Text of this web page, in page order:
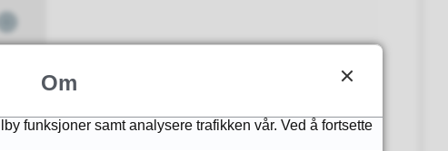
Om
funksjoner samt analysere trafikken vår. Ved å fortsette